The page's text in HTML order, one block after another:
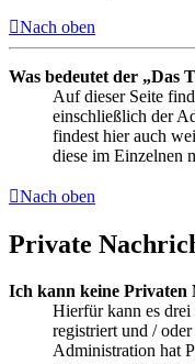
Nach oben
Was bedeutet der „Das
Auf dieser Seite
einschließlich der
findest hier auch
diese im Einzelnen
Nach oben
Private
Ich kann keine Privaten
Hierfür kann es
registriert und /
Administration hat